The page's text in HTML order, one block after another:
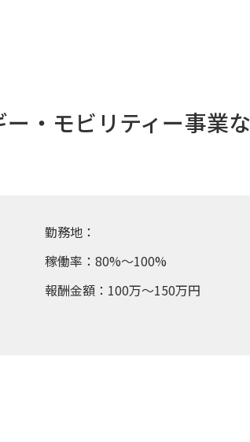
・モビリティー事業
勤務地：
稼働率：80%～100%
報酬金額：100万～150万円